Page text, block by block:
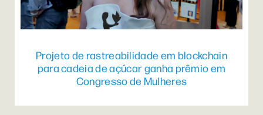
Projeto de rastreabilidade em blockchain
para cadeia de açúcar ganha prêmio em
Congresso de Mulheres